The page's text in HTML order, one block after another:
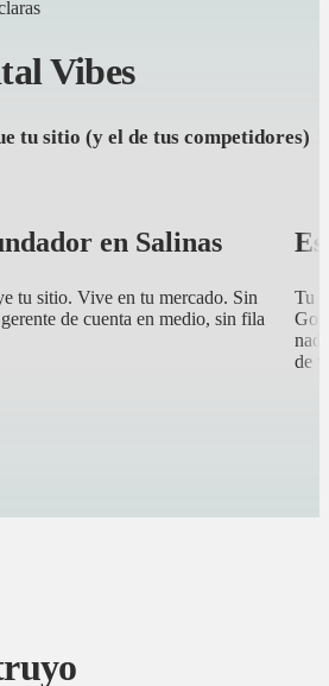
Vibes
tu sitio (y el de tus competidores)
en Salinas
tu sitio. Vive en tu mercado. Sin
de cuenta en medio, sin fila
Tu
de